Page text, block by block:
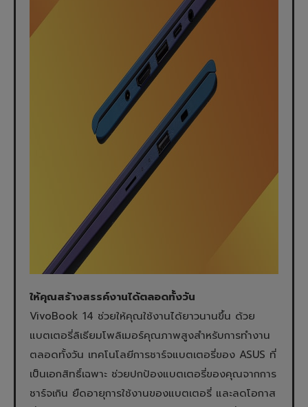
ให้คุณสร้างสรรค์งานได้ตลอดทั้งวัน
VivoBook 14 ช่วยให้คุณใช้งานได้ยาวนานขึ้น ด้วย
แบตเตอรี่ลิเธียมโพลิเมอร์คุณภาพสูงสำหรับการทำงาน
ตลอดทั้งวัน เทคโนโลยีการชาร์จแบตเตอรี่ของ ASUS ที่
เป็นเอกสิทธิ์เฉพาะ ช่วยปกป้องแบตเตอรี่ของคุณจากการ
ชาร์จเกิน ยืดอายุการใช้งานของแบตเตอรี่ และลดโอกาส